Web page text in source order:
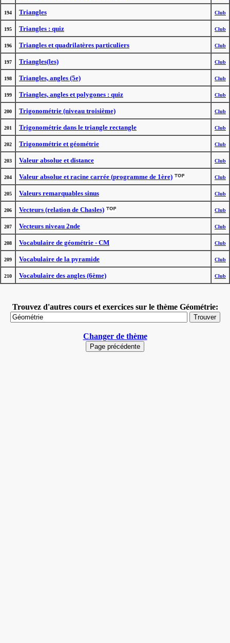
194 Triangles Club
195 Triangles : quiz Club
196 Triangles et quadrilatères particuliers Club
197 Triangles(les) Club
198 Triangles, angles (5e) Club
199 Triangles, angles et polygones : quiz Club
200 Trigonométrie (niveau troisième) Club
201 Trigonométrie dans le triangle rectangle Club
202 Trigonométrie et géométrie Club
203 Valeur absolue et distance Club
204 Valeur absolue et racine carrée (programme de 1ère) Club
205 Valeurs remarquables sinus Club
206 Vecteurs (relation de Chasles) Club
207 Vecteurs niveau 2nde Club
208 Vocabulaire de géométrie - CM Club
209 Vocabulaire de la pyramide Club
210 Vocabulaire des angles (6ème) Club
Trouvez d'autres cours et exercices sur le thème Géométrie:
Changer de thème